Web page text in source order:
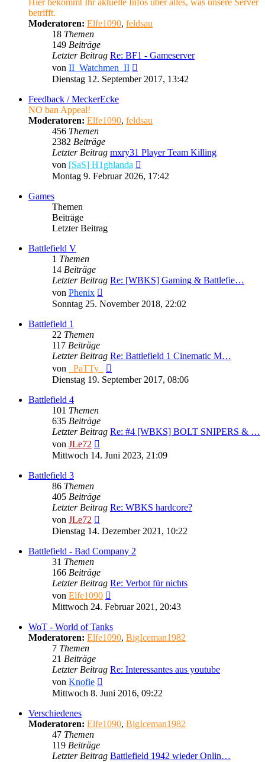
Hier bekommt Ihr aktuelle Infos über alles, was unsere Server
betrifft.
Moderatoren: Elfe1090, feldsau
18 Themen
149 Beiträge
Letzter Beitrag Re: BF1 - Gameserver
von II_Watchmen_II
Beitrag
Dienstag 12. September 2017, 13:42
Feedback / MeckerEcke
NO ban Appeal!
Moderatoren: Elfe1090, feldsau
456 Themen
2382 Beiträge
Letzter Beitrag mxry31 Player Team Killing
von [SaS] H1ghlanda
Beitrag
Montag 9. Februar 2026, 17:42
Games
Themen
Beiträge
Letzter Beitrag
Battlefield V
1 Themen
14 Beiträge
Letzter Beitrag Re: [WBKS] Gaming & Battlefie…
von Phenix
Beitrag
Sonntag 25. November 2018, 22:02
Battlefield 1
22 Themen
117 Beiträge
Letzter Beitrag Re: Battlefield 1 Cinematic M…
von
_PaTTy_
Beitrag
Dienstag 19. September 2017, 08:06
Battlefield 4
101 Themen
635 Beiträge
Letzter Beitrag Re: #4 [WBKS] BOLT SNIPERS & …
von JLe72
Beitrag
Mittwoch 14. Juni 2023, 21:09
Battlefield 3
86 Themen
405 Beiträge
Letzter Beitrag Re: WBKS hardcore?
von JLe72
Beitrag
Dienstag 14. Dezember 2021, 10:22
Battlefield - Bad Company 2
31 Themen
166 Beiträge
Letzter Beitrag Re: Verbot für nichts
von Elfe1090
Beitrag
Mittwoch 24. Februar 2021, 20:43
WoT - World of Tanks
Moderatoren: Elfe1090, BigIceman1982
7 Themen
21 Beiträge
Letzter Beitrag Re: Interessantes aus youtube
von Knofie
Beitrag
Mittwoch 8. Juni 2016, 09:22
Verschiedenes
Moderatoren: Elfe1090, BigIceman1982
47 Themen
119 Beiträge
Letzter Beitrag Battlefield 1942 wieder Onlin…